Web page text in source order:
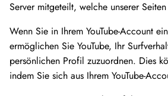
Server mitgeteilt, welche unserer
Wenn Sie in Ihrem YouTube-Account
ermöglichen Sie YouTube, Ihr
persönlichen Profil zuzuordnen. Dies
indem Sie sich aus Ihrem YouTube-